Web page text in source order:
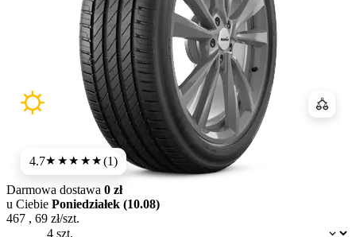
4.7★★★★★(1)
Dostępność:
Darmowa dostawa 0 zł
u Ciebie Poniedziałek (10.08)
467 , 69 zł/szt.